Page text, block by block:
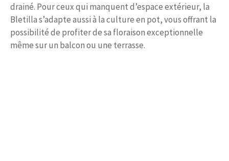
drainé. Pour ceux qui manquent d’espace extérieur, la
Bletilla s’adapte aussi à la culture en pot, vous offrant la
possibilité de profiter de sa floraison exceptionnelle
même sur un balcon ou une terrasse.